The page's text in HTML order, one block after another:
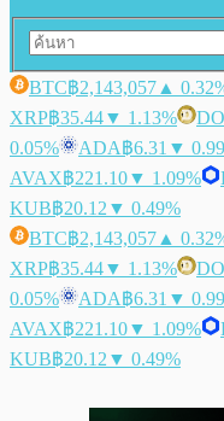
BTC฿2,143,057 ▲
XRP฿35.44▼ 1.13%
0.05%
ADA฿6.31 ▼
AVAX฿221.10▼ 1.09%
KUB฿20.12 ▼ 0.49%
BTC฿2,143,057 ▲
XRP฿35.44▼ 1.13%
0.05%
ADA฿6.31 ▼
AVAX฿221.10▼ 1.09%
KUB฿20.12 ▼ 0.49%